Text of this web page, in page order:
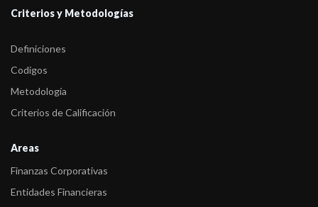
Criterios y Metodologías
Definiciones
Codigos
Metodología
Criterios de Calificación
Areas
Finanzas Corporativas
Entidades Financieras